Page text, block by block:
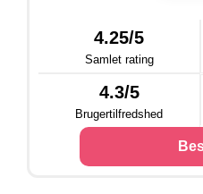
4.25/5
Samlet rating
4.3/5
Brugertilfredshed